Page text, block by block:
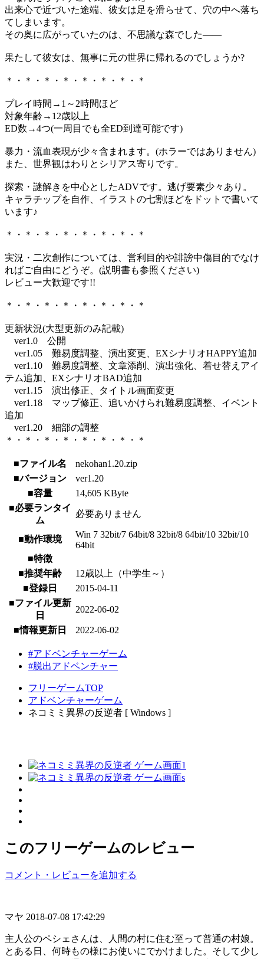
出来心で近づいた途端、彼女は足を滑らせて、穴の中へ落ち
てしまいます。
その奥に広がっていたのは、不思議な森でした――
果たして彼女は、無事に元の世界に帰れるのでしょうか?
＊・＊・＊・＊・＊・＊・＊・＊
プレイ時間→1～2時間ほど
対象年齢→12歳以上
ED数→4つ(一周目でも全ED到達可能です)
暴力・流血表現が少々含まれます。(ホラーではありません)
また、世界観はわりとシリアス寄りです。
探索・謎解きを中心としたADVです。逃げ要素少々あり。
キャラチップを自作、イラストの七割ほどをドットで書いて
います♪
＊・＊・＊・＊・＊・＊・＊・＊
実況・二次創作については、営利目的や誹謗中傷目的でなけ
ればご自由にどうぞ。(説明書も参照ください)
レビュー大歓迎です!!
＊・＊・＊・＊・＊・＊・＊・＊
更新状況(大型更新のみ記載)
ver1.0 公開
ver1.05 難易度調整、演出変更、EXシナリオHAPPY追加
ver1.10 難易度調整、文章添削、演出強化、着せ替えアイ
テム追加、EXシナリオBAD追加
ver1.15 演出修正、タイトル画面変更
ver1.18 マップ修正、追いかけられ難易度調整、イベント
追加
ver1.20 細部の調整
＊・＊・＊・＊・＊・＊・＊・＊
■ファイル名
nekohan1.20.zip
■バージョン
ver1.20
■容量
14,605 KByte
■必要ランタイ
ム
必要ありません
■動作環境
Win 7 32bit/7 64bit/8 32bit/8 64bit/10 32bit/10
64bit
■特徴
■推奨年齢
12歳以上（中学生～）
■登録日
2015-04-11
■ファイル更新
日
2022-06-02
■情報更新日 2022-06-02
#アドベンチャーゲーム
#脱出アドベンチャー
フリーゲームTOP
アドベンチャーゲーム
ネコミミ異界の反逆者 [ Windows ]
このフリーゲームのレビュー
コメント・レビューを追加する
マヤ 2018-07-08 17:42:29
主人公のペシェさんは、人間の村に住む至って普通の村娘。
とある日、何時もの様にお使いにでかけました。そして少し